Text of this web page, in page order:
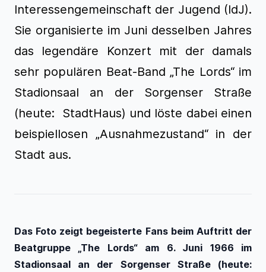
Interessengemeinschaft der Jugend (IdJ).
Sie organisierte im Juni desselben Jahres
das legendäre Konzert mit der damals
sehr populären Beat-Band „The Lords“ im
Stadionsaal an der Sorgenser Straße
(heute: StadtHaus) und löste dabei einen
beispiellosen „Ausnahmezustand“ in der
Stadt aus.
Das Foto zeigt begeisterte Fans beim Auftritt der
Beatgruppe „The Lords“ am 6. Juni 1966 im
Stadionsaal an der Sorgenser Straße (heute: